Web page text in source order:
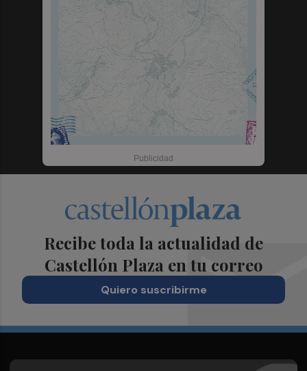
Recibe toda la actualidad de
Castellón Plaza en tu correo
Quiero suscribirme